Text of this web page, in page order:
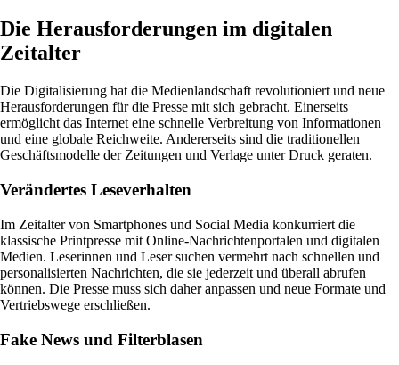
Die Herausforderungen im digitalen
Zeitalter
Die Digitalisierung hat die Medienlandschaft revolutioniert und neue
Herausforderungen für die Presse mit sich gebracht. Einerseits
ermöglicht das Internet eine schnelle Verbreitung von Informationen
und eine globale Reichweite. Andererseits sind die traditionellen
Geschäftsmodelle der Zeitungen und Verlage unter Druck geraten.
Verändertes Leseverhalten
Im Zeitalter von Smartphones und Social Media konkurriert die
klassische Printpresse mit Online-Nachrichtenportalen und digitalen
Medien. Leserinnen und Leser suchen vermehrt nach schnellen und
personalisierten Nachrichten, die sie jederzeit und überall abrufen
können. Die Presse muss sich daher anpassen und neue Formate und
Vertriebswege erschließen.
Fake News und Filterblasen